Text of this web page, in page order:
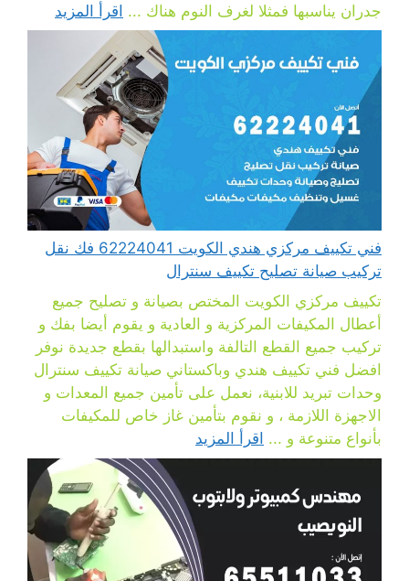
جدران يناسبها فمثلا لغرف النوم هناك ... اقرأ المزيد
فني تكييف مركزي هندي الكويت 62224041 فك نقل
تركيب صيانة تصليح تكييف سنترال
تكييف مركزي الكويت المختص بصيانة و تصليح جميع
أعطال المكيفات المركزية و العادية و يقوم أيضا بفك و
تركيب جميع القطع التالفة واستبدالها بقطع جديدة نوفر
افضل فني تكييف هندي وباكستاني صيانة تكييف سنترال
وحدات تبريد للابنية، نعمل على تأمين جميع المعدات و
الاجهزة اللازمة ، و نقوم بتأمين غاز خاص للمكيفات
بأنواع متنوعة و ... اقرأ المزيد